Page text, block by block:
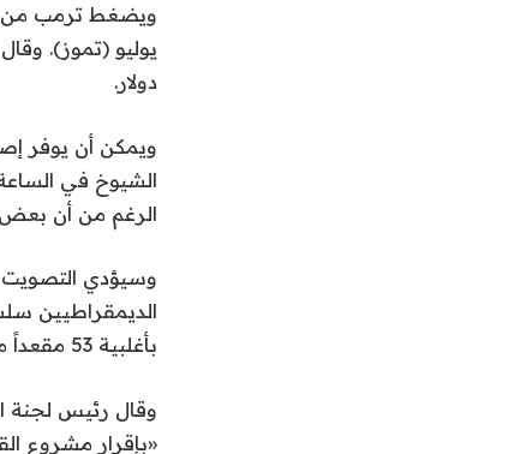
ويضغط ترمب من
دولار.
ويمكن أن يوفر
الرغم من أن بعض
وسيؤدي التصويت
الديمقراطيين
بأغلبية 53 مقعداً مقابل 47.
وقال رئيس لجنة
«بإقرار مشروع